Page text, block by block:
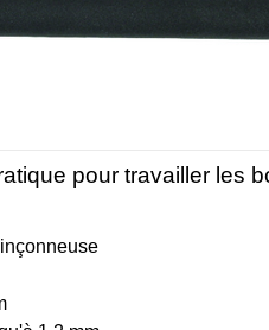
pour travailler les